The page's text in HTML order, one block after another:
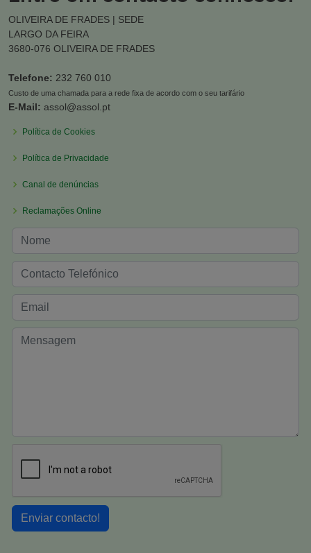
OLIVEIRA DE FRADES | SEDE
LARGO DA FEIRA
3680-076 OLIVEIRA DE FRADES
Telefone: 232 760 010
Custo de uma chamada para a rede fixa de acordo com o seu tarifário
E-Mail: assol@assol.pt
Política de Cookies
Política de Privacidade
Canal de denúncias
Reclamações Online
Enviar contacto!